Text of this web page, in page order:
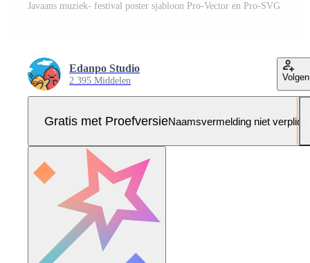
Javaans muziek- festival poster sjabloon Pro-Vector en Pro-SVG
Edanpo Studio
2.395 Middelen Volgen
Gratis met ProefversieNaamsvermelding niet verplicht